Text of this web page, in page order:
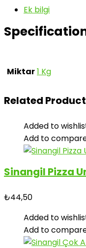
Ek bilgi
Miktar1 Kg
Related
Added to
Add to
Sinangil Pizza
₺44,50
Added to
Add to